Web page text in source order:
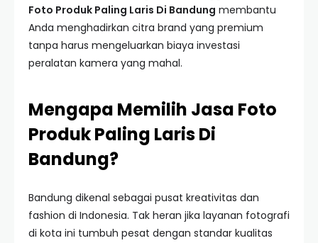
Foto Produk Paling Laris Di Bandung membantu
Anda menghadirkan citra brand yang premium
tanpa harus mengeluarkan biaya investasi
peralatan kamera yang mahal.
Mengapa Memilih Jasa Foto
Produk Paling Laris Di
Bandung?
Bandung dikenal sebagai pusat kreativitas dan
fashion di Indonesia. Tak heran jika layanan fotografi
di kota ini tumbuh pesat dengan standar kualitas